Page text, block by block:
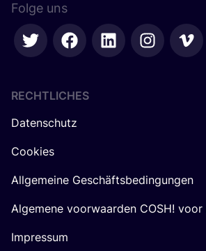
Folge uns
RECHTLICHES
Datenschutz
Cookies
Allgemeine Geschäftsbedingungen
Algemene voorwaarden COSH!
Impressum